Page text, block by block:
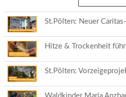
Reiter)
St.Pölten: Neuer
Hitze & Trockenheit
St.Pölten:
Waldkinder Maria